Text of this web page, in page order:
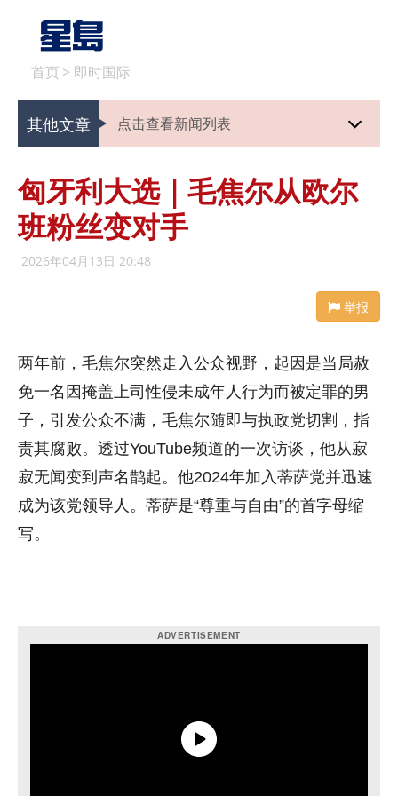
首页 > 即时国际
其他文章 点击查看新闻列表
匈牙利大选｜毛焦尔从欧尔
班粉丝变对手
2026年04月13日 20:48
举报
两年前，毛焦尔突然走入公众视野，起因是当局赦
免一名因掩盖上司性侵未成年人行为而被定罪的男
子，引发公众不满，毛焦尔随即与执政党切割，指
责其腐败。透过YouTube频道的一次访谈，他从寂
寂无闻变到声名鹊起。他2024年加入蒂萨党并迅速
成为该党领导人。蒂萨是“尊重与自由”的首字母缩
写。